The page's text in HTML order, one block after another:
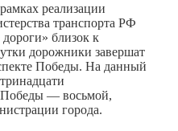
реализации
транспорта РФ
близок к
дорожники завершат
Победы. На данный
Победы — восьмой,
города.